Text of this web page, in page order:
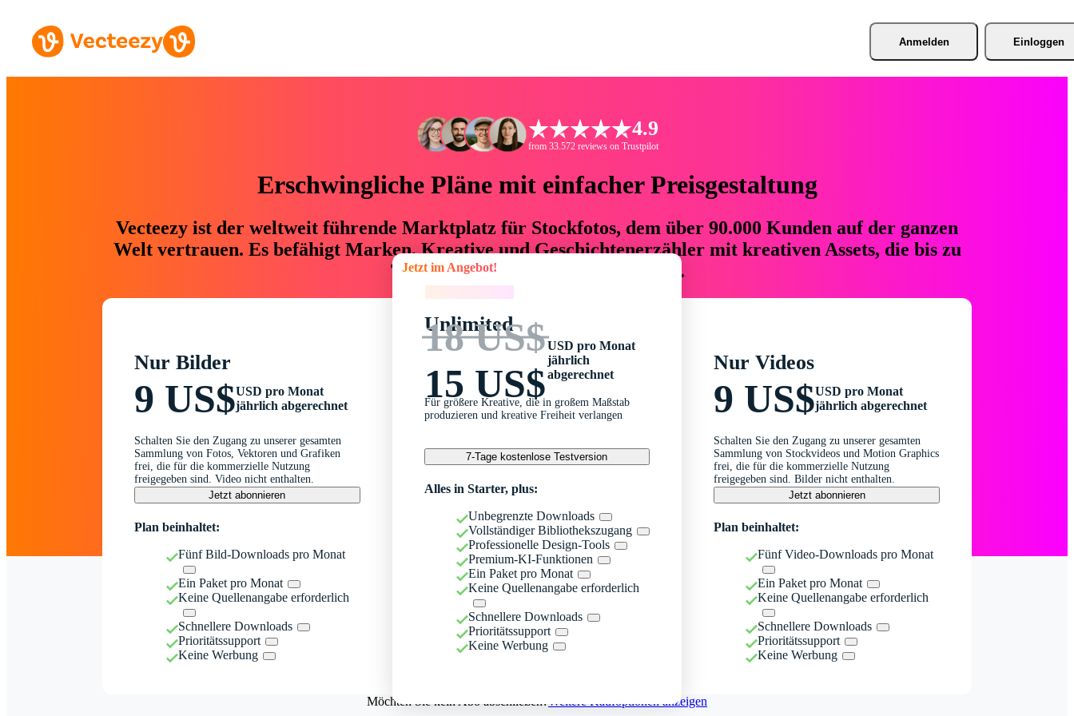
Anmelden Einloggen
4.9
from 33.572 reviews on Trustpilot
Erschwingliche Pläne mit einfacher Preisgestaltung
Vecteezy ist der weltweit führende Marktplatz für Stockfotos, dem über 90.000 Kunden auf der ganzen
Welt vertrauen. Es befähigt Marken, Kreative und Geschichtenerzähler mit kreativen Assets, die bis zu
76 % an Zeit und Budget einsparen.
Nur Bilder
9 US$USD pro Monat
jährlich abgerechnet
Schalten Sie den Zugang zu unserer gesamten
Sammlung von Fotos, Vektoren und Grafiken
frei, die für die kommerzielle Nutzung
freigegeben sind. Video nicht enthalten.
Jetzt abonnieren
Plan beinhaltet:
Fünf Bild-Downloads pro Monat
Ein Paket pro Monat
Keine Quellenangabe erforderlich
Schnellere Downloads
Prioritätssupport
Keine Werbung
Jetzt im Angebot!
Unlimited
18 US$
15 US$
USD pro Monat
jährlich
abgerechnet
Für größere Kreative, die in großem Maßstab
produzieren und kreative Freiheit verlangen
7-Tage kostenlose Testversion
Alles in Starter, plus:
Unbegrenzte Downloads
Vollständiger Bibliothekszugang
Professionelle Design-Tools
Premium-KI-Funktionen
Ein Paket pro Monat
Keine Quellenangabe erforderlich
Schnellere Downloads
Prioritätssupport
Keine Werbung
Nur Videos
9 US$USD pro Monat
jährlich abgerechnet
Schalten Sie den Zugang zu unserer gesamten
Sammlung von Stockvideos und Motion Graphics
frei, die für die kommerzielle Nutzung
freigegeben sind. Bilder nicht enthalten.
Jetzt abonnieren
Plan beinhaltet:
Fünf Video-Downloads pro Monat
Ein Paket pro Monat
Keine Quellenangabe erforderlich
Schnellere Downloads
Prioritätssupport
Keine Werbung
Möchten Sie kein Abo abschließen?Weitere Kaufoptionen anzeigen